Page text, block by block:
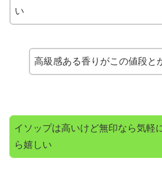
い
高級感ある香りがこの値段と
イソップは高いけど無印なら気軽
ら嬉しい